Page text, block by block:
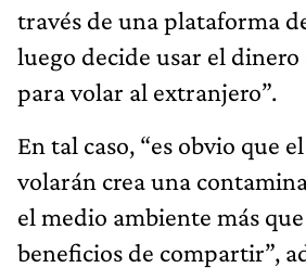
través de una plataforma
luego decide usar el
para volar al extranjero”.
En tal caso, “es obvio que
volarán crea una
el medio ambiente más
beneficios de compartir”,